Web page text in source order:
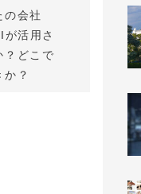
の会社
活用さ
？どこで
？